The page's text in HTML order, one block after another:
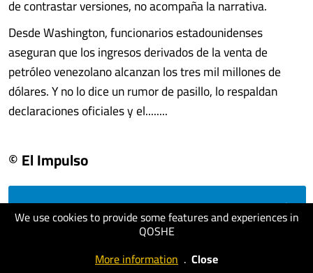
We use cookies to provide some features and experiences in
QOSHE
More information . Close
de contrastar versiones, no acompaña la narrativa.
Desde Washington, funcionarios estadounidenses
aseguran que los ingresos derivados de la venta de
petróleo venezolano alcanzan los tres mil millones de
dólares. Y no lo dice un rumor de pasillo, lo respaldan
declaraciones oficiales y el........
© El Impulso
visit website